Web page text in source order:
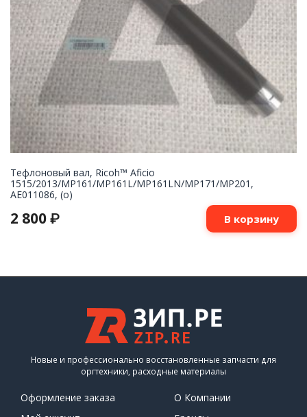
Тефлоновый вал, Ricoh™ Aficio
1515/2013/MP161/MP161L/MP161LN/MP171/MP201,
AE011086, (o)
2 800 ₽ В корзину
Новые и профессионально восстановленные запчасти для
оргтехники, расходные материалы
Оформление заказа
О Компании